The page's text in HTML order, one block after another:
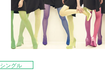
シングル